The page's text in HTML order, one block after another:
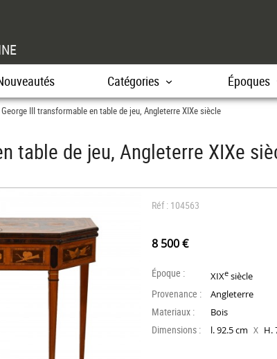
Catégories Époques
III transformable en table de jeu, Angleterre XIXe siècle
table de jeu, Angleterre XIXe
Réf : 104563
8 500 €
Époque : XIXe siècle
Provenance : Angleterre
Materiaux : Bois
Dimensions : l. 92.5 cm X H.